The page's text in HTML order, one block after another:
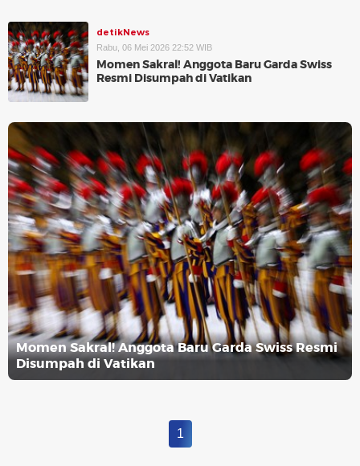
detikNews
Rabu, 06 Mei 2026 22:52 WIB
Momen Sakral! Anggota Baru Garda Swiss
Resmi Disumpah di Vatikan
Momen Sakral! Anggota Baru Garda Swiss Resmi
Disumpah di Vatikan
1